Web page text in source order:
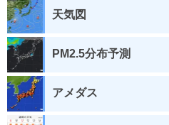
天気図
PM2.5分布予測
アメダス